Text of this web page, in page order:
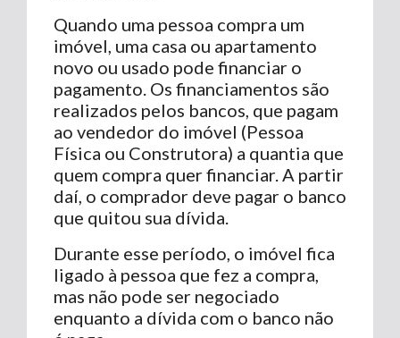
Quando uma pessoa compra um
imóvel, uma casa ou apartamento
novo ou usado pode financiar o
pagamento. Os financiamentos são
realizados pelos bancos, que pagam
ao vendedor do imóvel (Pessoa
Física ou Construtora) a quantia que
quem compra quer financiar. A partir
daí, o comprador deve pagar o banco
que quitou sua dívida.
Durante esse período, o imóvel fica
ligado à pessoa que fez a compra,
mas não pode ser negociado
enquanto a dívida com o banco não